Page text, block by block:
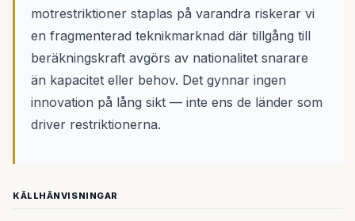
motrestriktioner staplas på varandra riskerar vi
en fragmenterad teknikmarknad där tillgång till
beräkningskraft avgörs av nationalitet snarare
än kapacitet eller behov. Det gynnar ingen
innovation på lång sikt — inte ens de länder som
driver restriktionerna.
KÄLLHÄNVISNINGAR